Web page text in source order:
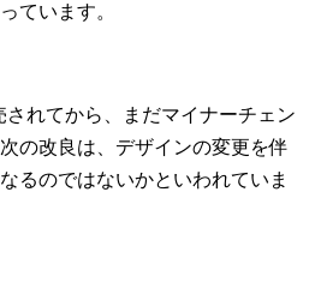
ています。
れてから、まだマイナーチェン
の改良は、デザインの変更を伴
るのではないかといわれていま